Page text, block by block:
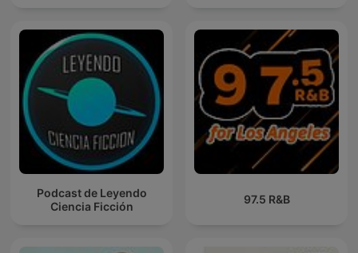
Podcast de Leyendo
Ciencia Ficción
97.5 R&B